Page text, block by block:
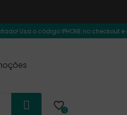
IPHONE no checkout e garante
0